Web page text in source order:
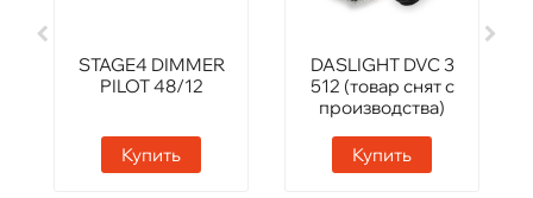
STAGE4 DIMMER
PILOT 48/12
Купить
DASLIGHT DVC 3
512 (товар снят с
производства)
Купить